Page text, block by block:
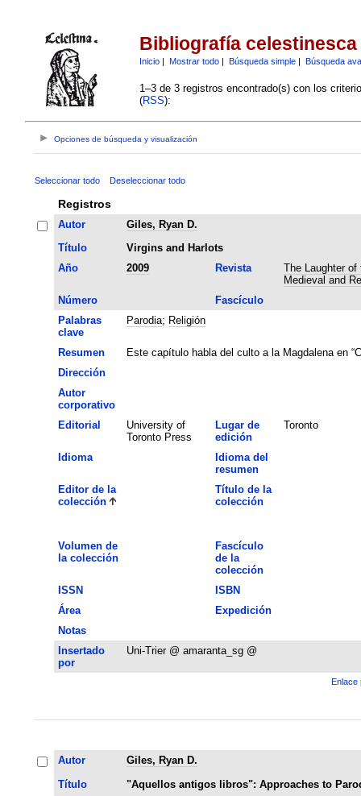
Bibliografía celestinesca
Inicio| Mostrar todo| Búsqueda simple| Búsqueda
1–3 de 3 registros encontrado(s) con los
(RSS):
Opciones de búsqueda y visualización
Seleccionar todo Deseleccionar todo
Registros
Autor
Giles, Ryan D.
Título
Virgins and Harlots
Año
2009 Revista
The Laughter
Medieval and
Número
Fascículo
Palabras
clave
Parodia; Religión
Resumen
Este capítulo habla del culto a la Magdalena en
Dirección
Autor
corporativo
Editorial
University of
Toronto Press
Lugar de
edición
Toronto
Idioma
Idioma del
resumen
Editor de la
colección
Título de la
colección
Volumen de
la colección
Fascículo
de la
colección
ISSN
ISBN
Área
Expedición
Notas
Insertado
por
Uni-Trier @ amaranta_sg @
Enlace
Autor
Giles, Ryan D.
Título
"Aquellos antigos libros": Approaches to